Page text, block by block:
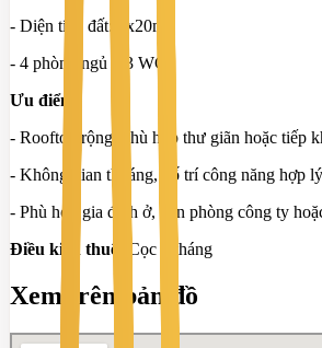
- Diện tích đất: 7x20m
- 4 phòng ngủ – 3 WC
Ưu điểm:
- Rooftop rộng, phù hợp thư giãn hoặc tiếp
- Không gian thoáng, bố trí công năng hợp lý
- Phù hợp gia đình ở, văn phòng công ty
Điều kiện thuê:
Cọc 2 tháng
Xem trên bản đồ